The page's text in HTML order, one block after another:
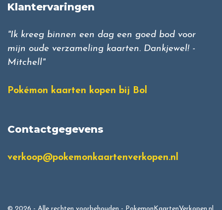
Klantervaringen
"Ik kreeg binnen een dag een goed bod voor
mijn oude verzameling kaarten. Dankjewel! -
Mitchell"
Pokémon kaarten kopen bij Bol
Contactgegevens
verkoop@pokemonkaartenverkopen.nl